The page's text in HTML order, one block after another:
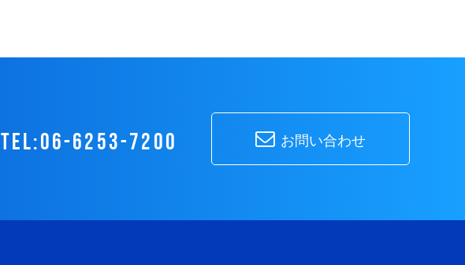
tel:06-6253-7200 お問い合わせ